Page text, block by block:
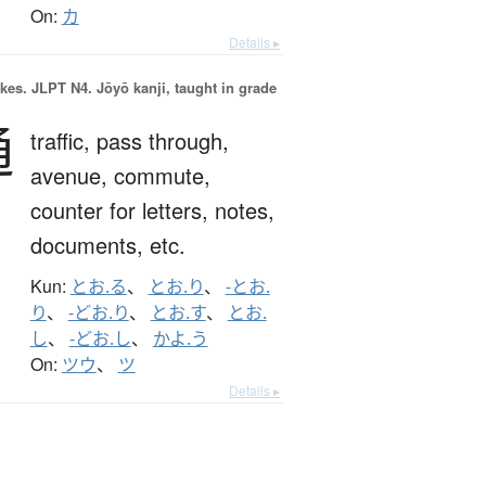
On: カ
Details ▸
JLPT N4. Jōyō kanji, taught in grade
traffic, pass through,
avenue, commute,
counter for letters, notes,
documents, etc.
Kun: とお.る、 とお.り、 -とお.
り、 -どお.り、 とお.す、
とお.
し、 -どお.し、 かよ.う
On: ツウ、 ツ
Details ▸